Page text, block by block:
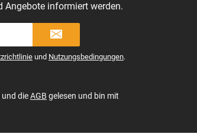
Angebote informiert werden.
und Nutzungsbedingungen.
dieAGB gelesen und bin mit